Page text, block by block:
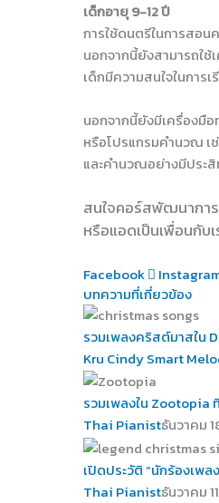
เด็กอายุ 9-12 ปี
การใช้ดนตรีในการสอ
นอกจากนี้ยังสามารถใช้
เด็กมีความสนใจในการ
นอกจากนี้ยังมีเครื่องมือ
หรือโปรแกรมคำนวณ เ
และคำนวณอย่างมีประ
สนใจคอร์สพัฒนาการ
หรือแอดเป็นเพื่อนกับ
Facebook
บทความที่เกี่ยวข้อง
รวมเพลงคริสต์มาสใน
Kru Cindy Smart
รวมเพลงใน Zootopia
Thai Pianistธันวาคม
เปิดประวัติ “นักร้องเพ
Thai Pianistธันวาคม